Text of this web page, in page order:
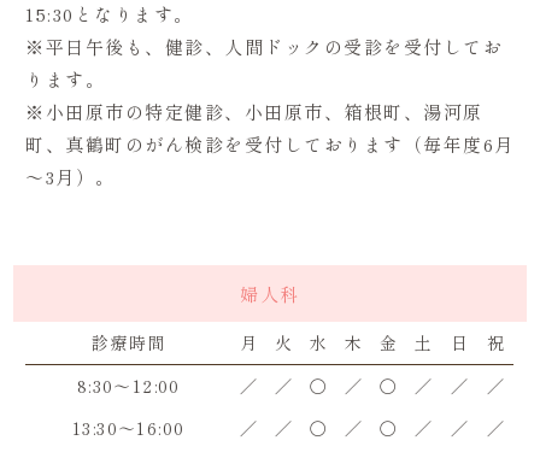
15:30となります。
※平日午後も、健診、人間ドックの受診を受付してお
ります。
※小田原市の特定健診、小田原市、箱根町、湯河原
町、真鶴町のがん検診を受付しております（毎年度6月
～3月）。
婦人科
診療時間 月 火 水 木 金 土 日
祝
8:30～12:00
／ ／ 〇 ／ 〇 ／ ／
／
13:30～16:00
／ ／ 〇 ／ 〇 ／ ／ ／